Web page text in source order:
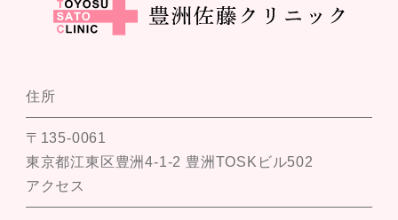
住所
〒135-0061
東京都江東区豊洲4-1-2 豊洲TOSKビル502
アクセス